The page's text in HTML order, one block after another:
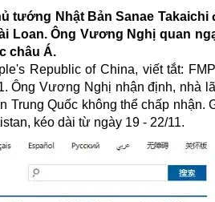
tướng Nhật Bản Sanae
Loan. Ông Vương Nghị quan
châu Á.
Republic of China, viết tắt:
Ông Vương Nghị nhận định, nhà
Trung Quốc không thể chấp nhận.
kéo dài từ ngày 19 - 22/11.